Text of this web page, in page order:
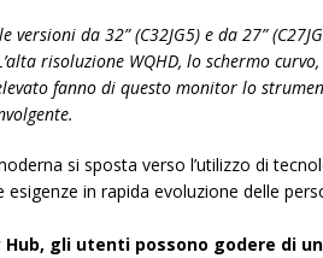
versioni da 32” (C32JG5) e da 27”
risoluzione WQHD, lo schermo
fanno di questo monitor lo
si sposta verso l’utilizzo di
in rapida evoluzione delle
gli utenti possono godere di